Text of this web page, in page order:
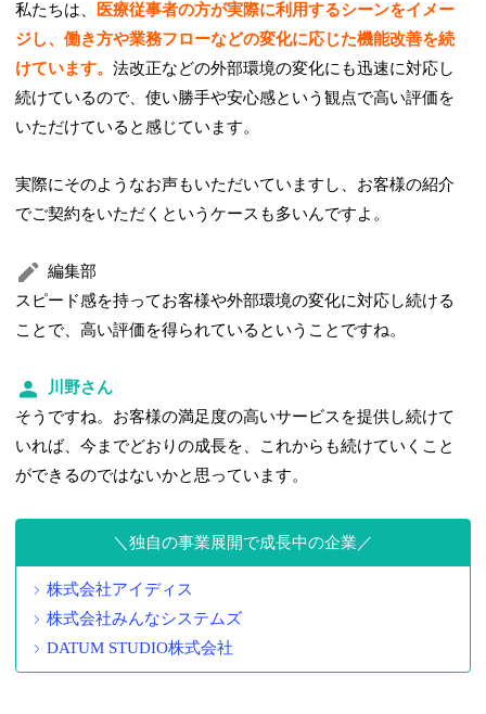
私たちは、
医療従事者の方が実際に利用するシーンをイメー
ジし、働き方や業務フローなどの変化に応じた機能改善を続
けています。法改正などの外部環境の変化にも迅速に対応し
続けているので、使い勝手や安心感という観点で高い評価を
いただけていると感じています。
実際にそのようなお声もいただいていますし、お客様の紹介
でご契約をいただくというケースも多いんですよ。
編集部
スピード感を持ってお客様や外部環境の変化に対応し続ける
ことで、高い評価を得られているということですね。
川野さん
そうですね。お客様の満足度の高いサービスを提供し続けて
いれば、今までどおりの成長を、これからも続けていくこと
ができるのではないかと思っています。
独自の事業展開で成長中の企業
株式会社アイディス
株式会社みんなシステムズ
DATUM STUDIO株式会社